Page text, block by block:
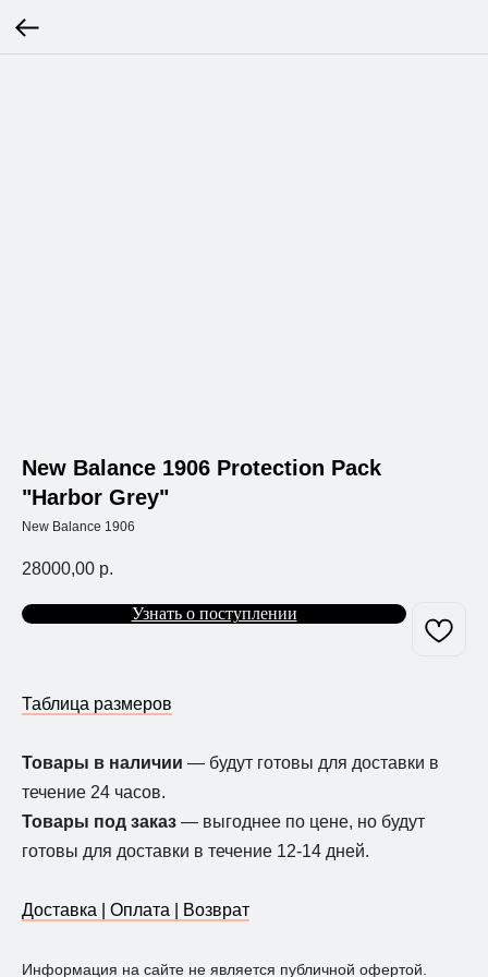
New Balance 1906 Protection Pack
"Harbor Grey"
New Balance 1906
28000,00 р.
Узнать о поступлении
Таблица размеров
Товары в наличии — будут готовы для доставки в
течение 24 часов.
Товары под заказ — выгоднее по цене, но будут
готовы для доставки в течение 12-14 дней.
Доставка | Оплата | Возврат
Информация на сайте не является публичной офертой.